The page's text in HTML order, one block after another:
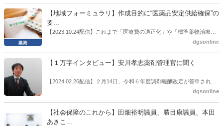
候補の前提となるもの。薬剤師に関わる政策に広く・深く関わってき
た同氏の復活に向けた薬剤師業界の期待には熱いものがある。不透明
感の払拭できない医療・介護・障害者サービスのトリプル改定等へ
の、薬剤師業界の強い危機感の裏返しといってもいいだろう。本稿で
【地域フォーミュラリ】作成目的に“医薬品安定供給確保”の
要...
【2023.10.24配信】これまで「医療費の適正化」や「標準薬物治療の
推進」などが目的とされることが多かった地域フォーミュラリの作
た。医薬品の安定供給確保だ。10月22日に開かれた「日本フォーミュ
飯田市）は、会員薬局から安定供給確保への強い要望があったことを
受け、安定供給確保が見込めるPPI３成分について銘柄を含めて選定
dgsonline
【１万字インタビュー】安川孝志薬剤管理官に聞く
【2024.02.26配信】２月14日、令和６年度調剤報酬改定が答申され
た。本紙では、厚生労働省保険局医療課・薬剤管理官の安川孝志氏
dgsonline
【社会保障のこれから】田畑裕明議員、勝目康議員、本田
あきこ...